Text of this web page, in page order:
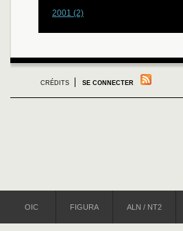
2001 (2)
CRÉDITS SE CONNECTER
OIC FIGURA ALN / NT2